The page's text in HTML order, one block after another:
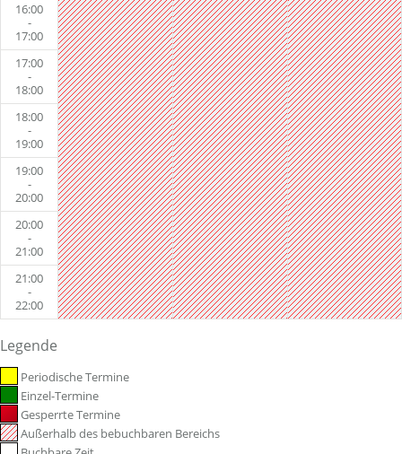
16:00
-
17:00
17:00
-
18:00
18:00
-
19:00
19:00
-
20:00
20:00
-
21:00
21:00
-
22:00
Legende
Periodische Termine
Einzel-Termine
Gesperrte Termine
Außerhalb des bebuchbaren Bereichs